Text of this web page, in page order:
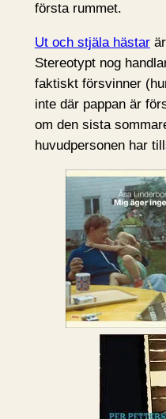
första rummet.
Ut och stjäla hästarär
Stereotypt nog
faktiskt försvinner
inte där pappan är
om den sista
huvudpersonen har